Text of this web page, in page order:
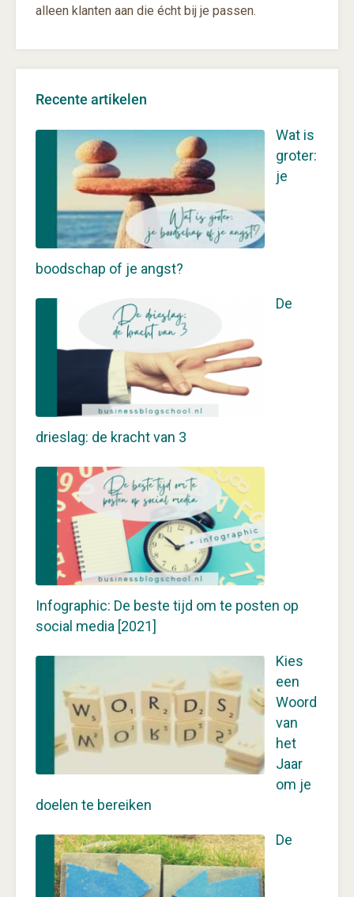
alleen klanten aan die écht bij je passen.
Recente artikelen
Wat is
groter:
je
boodschap of je angst?
De
drieslag: de kracht van 3
Infographic: De beste tijd om te posten op
social media [2021]
Kies
een
Woord
van
het
Jaar
om je
doelen te bereiken
De